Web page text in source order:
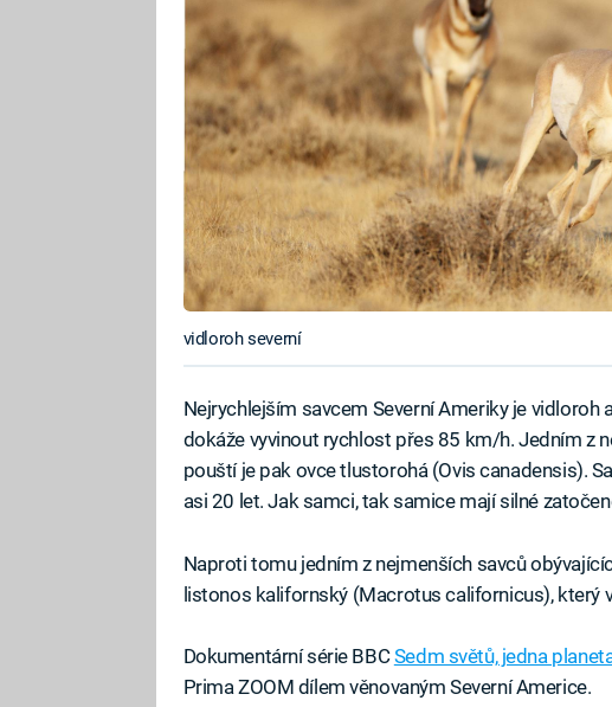
vidloroh severní
Nejrychlejším savcem Severní Ameriky je
dokáže vyvinout rychlost přes 85 km/h. Jedním z
pouští je pak ovce tlustorohá (Ovis canadensis).
asi 20 let. Jak samci, tak samice mají silné
Naproti tomu jedním z nejmenších savců
listonos kalifornský (Macrotus californicus), který
Dokumentární série BBCSedm světů, jedna
Prima ZOOM dílem věnovaným Severní Americe.